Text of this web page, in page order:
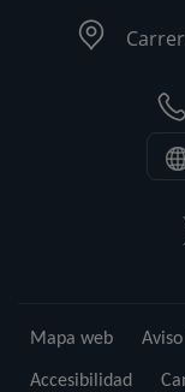
Mapa web
Accesibilidad